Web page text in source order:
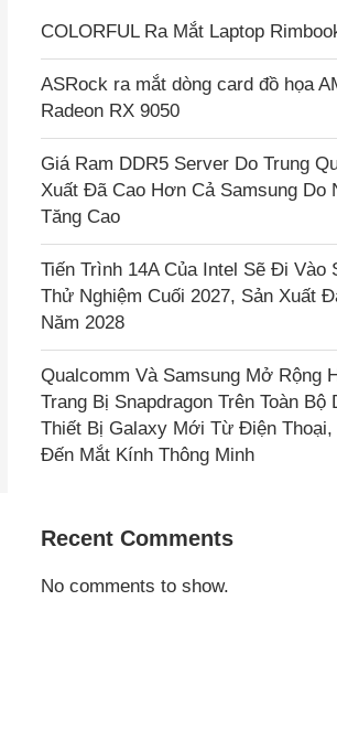
COLORFUL Ra Mắt Laptop
ASRock ra mắt dòng card đồ họa
Radeon RX 9050
Giá Ram DDR5 Server Do Trung
Xuất Đã Cao Hơn Cả Samsung Do
Tăng Cao
Tiến Trình 14A Của Intel Sẽ Đi Vào
Thử Nghiệm Cuối 2027, Sản Xuất
Năm 2028
Qualcomm Và Samsung Mở Rộng
Trang Bị Snapdragon Trên Toàn Bộ
Thiết Bị Galaxy Mới Từ Điện
Đến Mắt Kính Thông Minh
Recent Comments
No comments to show.